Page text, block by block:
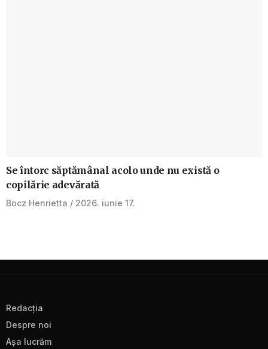
Se întorc săptămânal acolo unde nu există o
copilărie adevărată
Bocz Henrietta 2026. iunie 17.
Redacţia
Despre noi
Aşa lucrăm